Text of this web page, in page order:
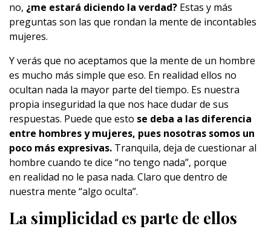
no, ¿me estará diciendo la verdad? Estas y más
preguntas son las que rondan la mente de incontables
mujeres.
Y verás que no aceptamos que la mente de un hombre
es mucho más simple que eso. En realidad ellos no
ocultan nada la mayor parte del tiempo. Es nuestra
propia inseguridad la que nos hace dudar de sus
respuestas. Puede que esto se deba a las diferencia
entre hombres y mujeres, pues nosotras somos un
poco más expresivas. Tranquila, deja de cuestionar al
hombre cuando te dice “no tengo nada”, porque
en realidad no le pasa nada. Claro que dentro de
nuestra mente “algo oculta”.
La simplicidad es parte de ellos